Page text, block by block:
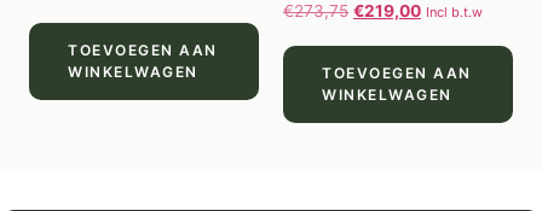
TOEVOEGEN AAN
WINKELWAGEN
€273,75 €219,00 Incl b.t.w
TOEVOEGEN AAN
WINKELWAGEN